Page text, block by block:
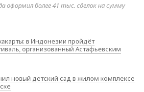
оформил более 41 тыс. сделок на сумму
в Индонезии пройдёт
организованный Астафьевским
новый детский сад в жилом комплексе